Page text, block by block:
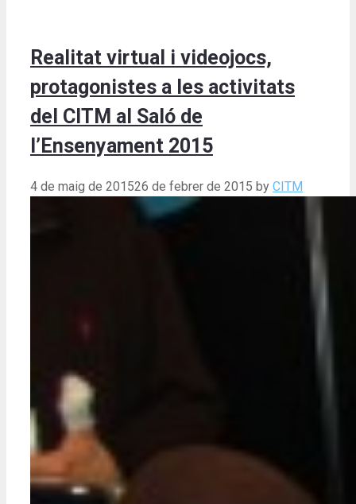
Realitat virtual i videojocs,
protagonistes a les activitats
del CITM al Saló de
l’Ensenyament 2015
4 de maig de 201526 de febrer de 2015 by CITM